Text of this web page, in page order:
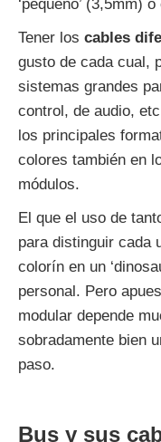
‘pequeño’ (3,5mm)
Tener los cables
gusto de cada cual,
sistemas grandes
control, de audio,
los principales
colores también en
módulos.
El que el uso de
para distinguir cada
colorín en un
personal. Pero
modular depende
sobradamente bien
paso.
Bus y sus